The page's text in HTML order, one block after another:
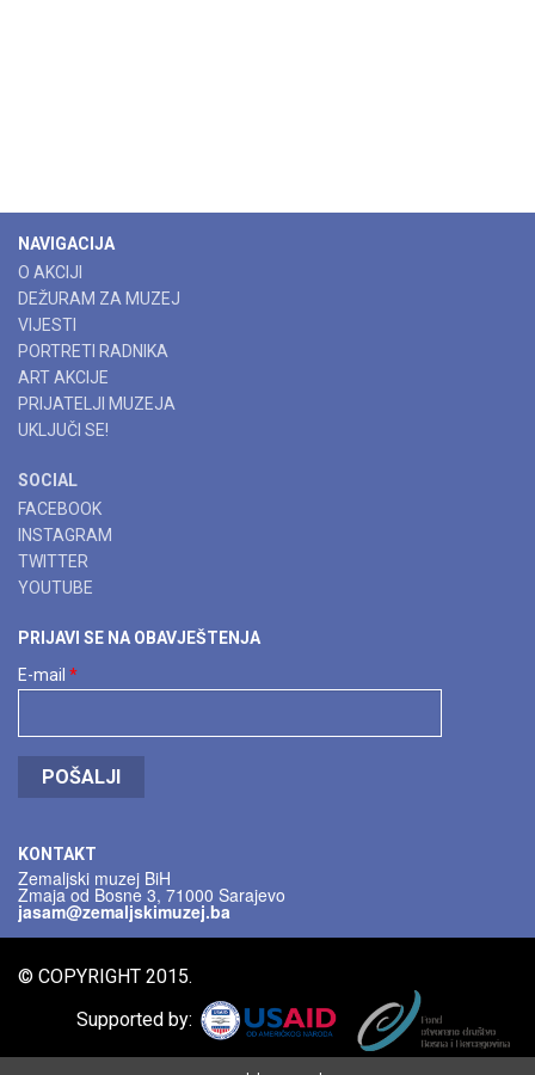
NAVIGACIJA
O AKCIJI
DEŽURAM ZA MUZEJ
VIJESTI
PORTRETI RADNIKA
ART AKCIJE
PRIJATELJI MUZEJA
UKLJUČI SE!
SOCIAL
FACEBOOK
INSTAGRAM
TWITTER
YOUTUBE
PRIJAVI SE NA OBAVJEŠTENJA
E-mail *
POŠALJI
KONTAKT
Zemaljski muzej BiH
Zmaja od Bosne 3, 71000 Sarajevo
jasam@zemaljskimuzej.ba
© COPYRIGHT 2015.
Supported by: